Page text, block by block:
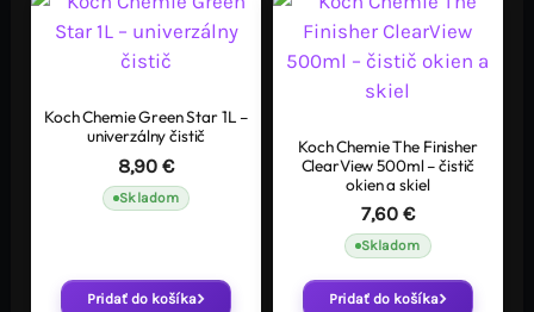
Koch Chemie Green Star 1L –
univerzálny čistič
8,90€
Skladom
Pridať do košíka
Koch Chemie The Finisher
ClearView 500ml – čistič
okien a skiel
7,60 €
Skladom
Pridať do košíka